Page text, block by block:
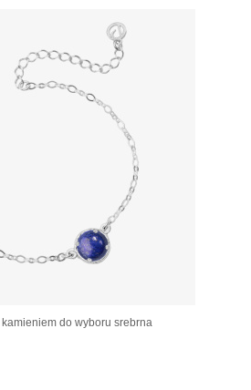
do wyboru srebrna